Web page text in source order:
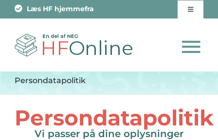
to
Læs HF hjemmefra
Toggle
Om skolen
Tilmelding
Fuld HF Eksamen
HF Enkeltfag
Persondatapolitik
Persondatapolitik
Vi passer på dine oplysninger